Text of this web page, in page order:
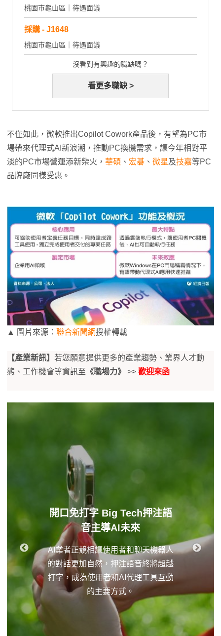
桃園市龜山區｜待遇面議
採購 - J1648
桃園市龜山區｜待遇面議
沒看到有興趣的職缺嗎？
看更多職缺 >
不僅如此，微軟推出Copilot Cowork產品後，有望為PC市
場帶來代理式AI新浪潮，推動PC換機需求，讓今年相對平
淡的PC市場營運添新柴火， 華碩 、 宏碁 、 微星 及技嘉等PC
品牌廠同樣受惠。
▲ 圖片來源： 聯合新聞網授權轉載
【產業新訊】 若您願意提供更多的產業趨勢、業界人才動
態、工作機會等資訊至 《職場力》 >> 歡迎來函
開口免打字 Big Tech押注語
音主導AI未來
AI業者正競相讓使用者和聊天機器人
的對話更加自然，押注語音終將超越
打字，成為使用者和AI代理工具互動
的主要方式。